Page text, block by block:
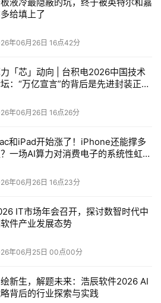
给填上了
年06月26日 16点42分
「芯」动向 | 台积电2026中国技术
：“万亿宣言”的背后是先进封装正在
年06月26日 16点26分
和iPad开始涨了！iPhone还能撑多
一场AI算力对消费电子的系统性虹吸
年06月26日 16点23分
IT市场年会召开，探讨数智时代中
件产业发展态势
年06月25日 00点00分
新生，解题未来：浩辰软件2026 AI
背后的行业探索与实践